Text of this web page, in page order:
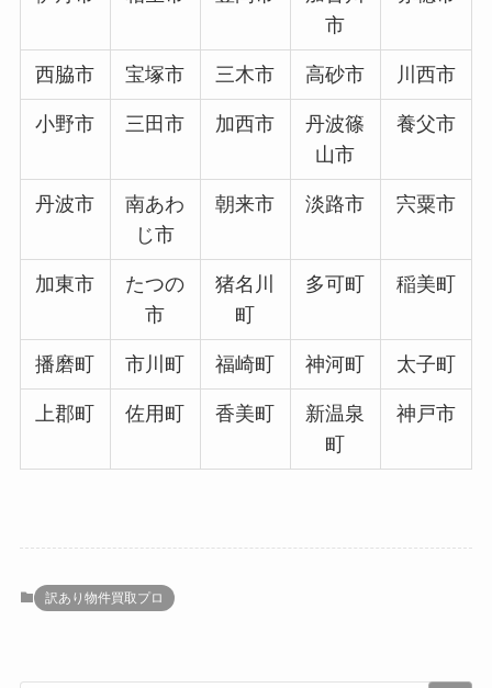
市
西脇市 宝塚市 三木市 高砂市 川西市
小野市 三田市 加西市
丹波篠
山市
養父市
丹波市
南あわ
じ市
朝来市 淡路市 宍粟市
加東市
たつの
市
猪名川
町
多可町 稲美町
播磨町 市川町 福崎町 神河町 太子町
上郡町 佐用町 香美町
新温泉
町
神戸市
訳あり物件買取プロ